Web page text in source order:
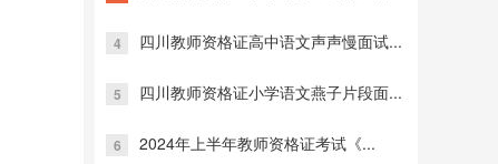
4 四川教师资格证高中语文声声慢面试...
5 四川教师资格证小学语文燕子片段面...
6 2024年上半年教师资格证考试《...